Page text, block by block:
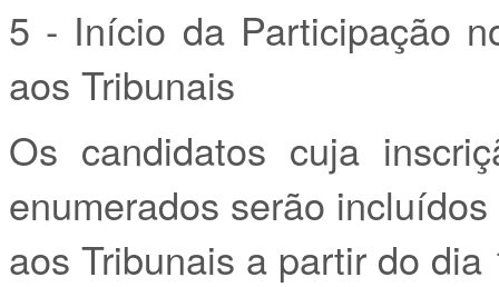
5 - Início da Participação
aos Tribunais
Os candidatos cuja
enumerados serão
aos Tribunais a partir do